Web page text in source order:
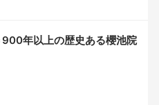
900年以上の歴史ある櫻池院